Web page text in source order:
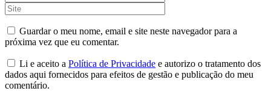
Guardar o meu nome, email e site neste navegador para a
próxima vez que eu comentar.
Li e aceito a Política de Privacidade e autorizo o tratamento dos
dados aqui fornecidos para efeitos de gestão e publicação do meu
comentário.